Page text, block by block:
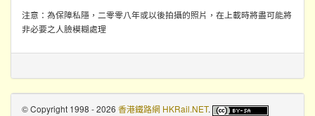
注意：為保障私隱，二零零八年或以後拍攝的照片，在上載時將盡可能將
非必要之人臉模糊處理
© Copyright 1998 - 2026 香港鐵路網 HKRail.NET.